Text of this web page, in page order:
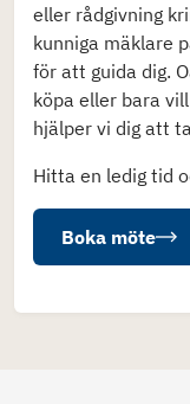
eller rådgivning
kunniga mäklare
för att guida dig.
köpa eller bara
hjälper vi dig att
Hitta en ledig tid
Boka möte